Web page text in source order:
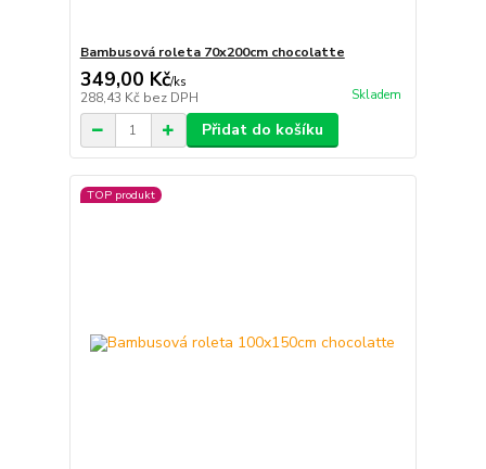
Bambusová roleta 70x200cm chocolatte
349,00 Kč/ks
288,43 Kč bez DPH Skladem
Přidat do košíku
TOP produkt